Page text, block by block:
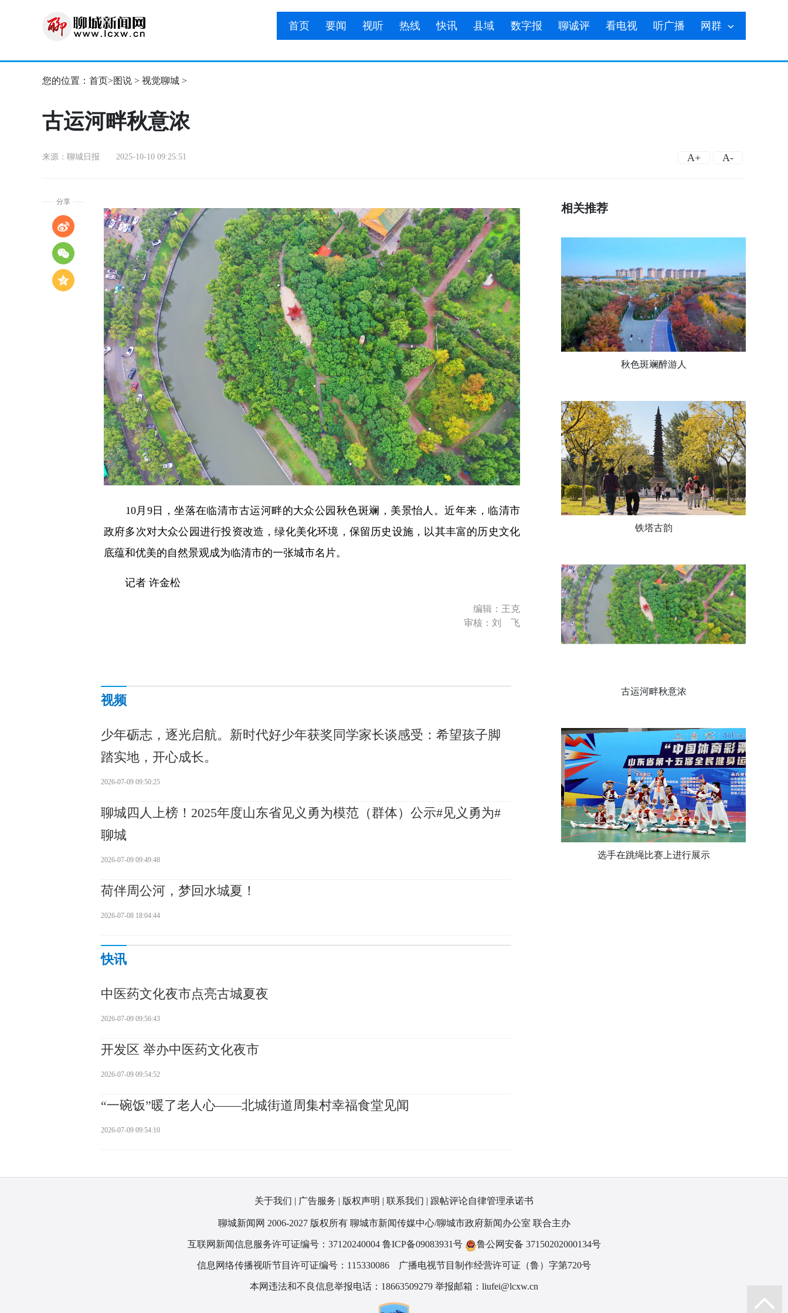
首页 要闻 视听 热线 快讯 县域 数字报 聊诚评 看电视 听广播 网群
您的位置： 首页>图说 > 视觉聊城 >
古运河畔秋意浓
来源：聊城日报 2025-10-10 09:25:51 A+ A-
分享
10月9日，坐落在临清市古运河畔的大众公园秋色斑斓，美景怡人。近年来，临清市
政府多次对大众公园进行投资改造，绿化美化环境，保留历史设施，以其丰富的历史文化
底蕴和优美的自然景观成为临清市的一张城市名片。
记者 许金松
编辑：王克
审核：刘 飞
相关推荐
秋色斑斓醉游人
铁塔古韵
古运河畔秋意浓
选手在跳绳比赛上进行展示
视频
少年砺志，逐光启航。新时代好少年获奖同学家长谈感受：希望孩子脚
踏实地，开心成长。
2026-07-09 09:50:25
聊城四人上榜！2025年度山东省见义勇为模范（群体）公示#见义勇为#
聊城
2026-07-09 09:49:48
荷伴周公河，梦回水城夏！
2026-07-08 18:04:44
快讯
中医药文化夜市点亮古城夏夜
2026-07-09 09:56:43
开发区 举办中医药文化夜市
2026-07-09 09:54:52
“一碗饭”暖了老人心——北城街道周集村幸福食堂见闻
2026-07-09 09:54:10
关于我们 | 广告服务 | 版权声明 | 联系我们 | 跟帖评论自律管理承诺书
聊城新闻网 2006-2027 版权所有 聊城市新闻传媒中心/聊城市政府新闻办公室 联合主办
互联网新闻信息服务许可证编号：37120240004 鲁ICP备09083931号 鲁公网安备 37150202000134号
信息网络传播视听节目许可证编号：115330086 广播电视节目制作经营许可证（鲁）字第720号
本网违法和不良信息举报电话：18663509279 举报邮箱：liufei@lcxw.cn